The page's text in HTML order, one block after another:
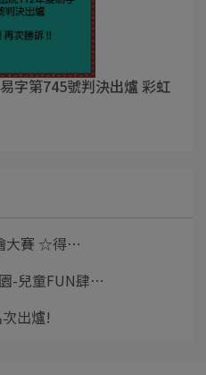
字第745號判決出爐 彩虹
大賽 ☆得⋯
-兒童FUN肆⋯
出爐!